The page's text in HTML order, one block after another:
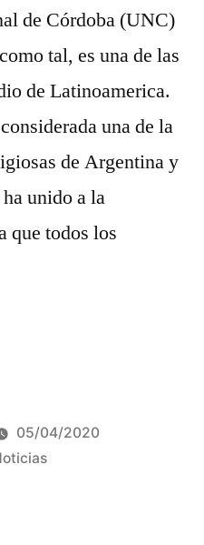
de Córdoba (UNC)
tal, es una de las
de Latinoamerica.
una de la
de Argentina y
unido a la
que todos los
05/04/2020